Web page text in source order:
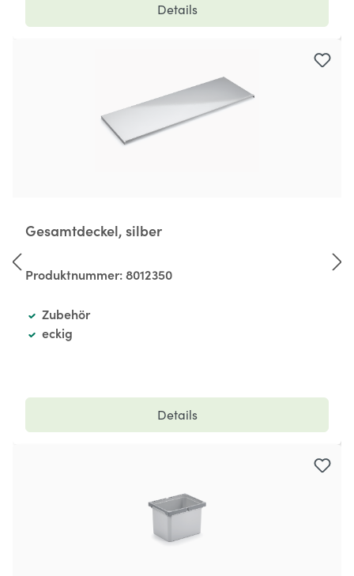
Details
Gesamtdeckel, silber
Produktnummer:8012350
Zubehör
eckig
Details